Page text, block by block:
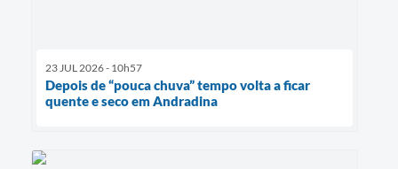
23 JUL 2026 - 10h57
Depois de “pouca chuva” tempo volta a ficar
quente e seco em Andradina